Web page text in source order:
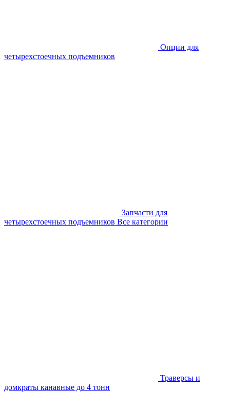
Опции для
четырехстоечных подъемников
Запчасти для
четырехстоечных подъемников Все категории
Траверсы и
домкраты канавные до 4 тонн